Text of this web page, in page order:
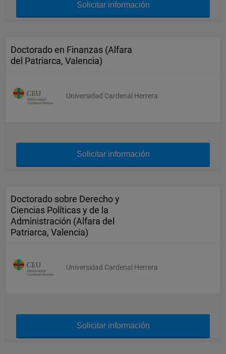
Solicitar información
Doctorado en Finanzas (Alfara
del Patriarca, Valencia)
Universidad Cardenal Herrera
Solicitar información
Doctorado sobre Derecho y
Ciencias Políticas y de la
Administración (Alfara del
Patriarca, Valencia)
Universidad Cardenal Herrera
Solicitar información